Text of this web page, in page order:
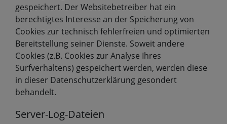
gespeichert. Der Websitebetreiber hat ein
berechtigtes Interesse an der Speicherung von
Cookies zur technisch fehlerfreien und optimierten
Bereitstellung seiner Dienste. Soweit andere
Cookies (z.B. Cookies zur Analyse Ihres
Surfverhaltens) gespeichert werden, werden diese
in dieser Datenschutzerklärung gesondert
behandelt.
Server-Log-Dateien